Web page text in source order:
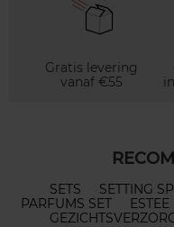
Gratis levering
vanaf €55
SETS SETTING
PARFUMS SET